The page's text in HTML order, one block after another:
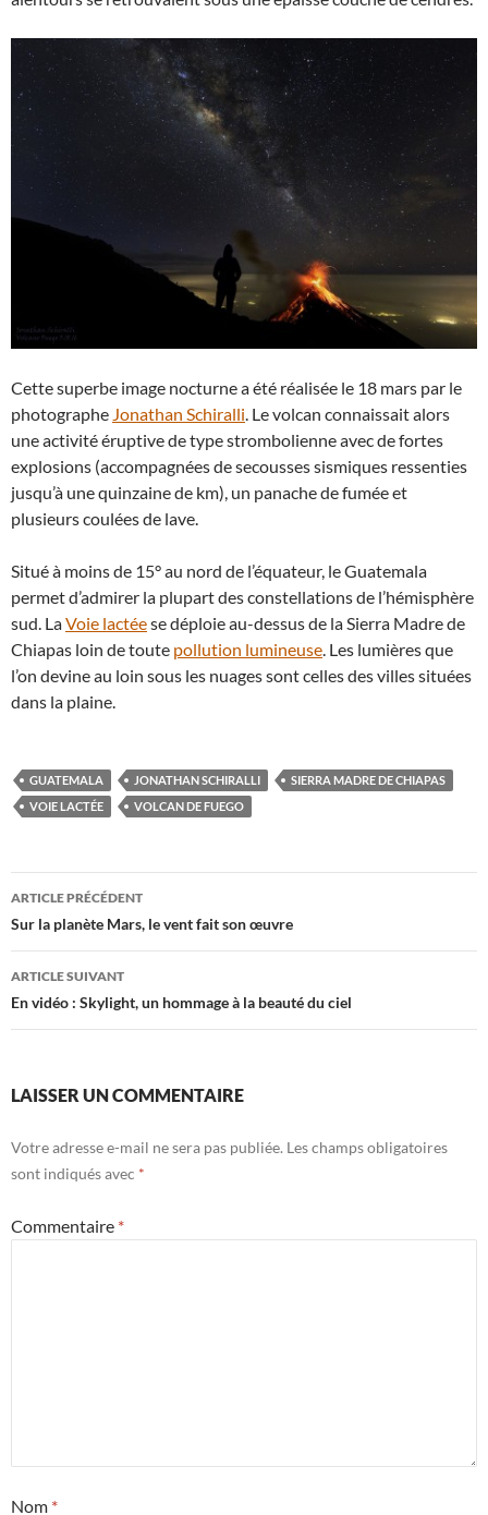
Cette superbe image nocturne a été réalisée le 18 mars par le
photographe Jonathan Schiralli. Le volcan connaissait alors
une activité éruptive de type strombolienne avec de fortes
explosions (accompagnées de secousses sismiques ressenties
jusqu’à une quinzaine de km), un panache de fumée et
plusieurs coulées de lave.
Situé à moins de 15° au nord de l’équateur, le Guatemala
permet d’admirer la plupart des constellations de l’hémisphère
sud. LaVoie lactéese déploie au-dessus de la Sierra Madre de
Chiapas loin de toute pollution lumineuse. Les lumières que
l’on devine au loin sous les nuages sont celles des villes situées
dans la plaine.
GUATEMALA JONATHAN SCHIRALLI
SIERRA MADRE DE CHIAPAS
VOIE LACTÉE
VOLCAN DE FUEGO
Navigation
des
articles
ARTICLE PRÉCÉDENT
Sur la planète Mars, le vent fait son œuvre
ARTICLE SUIVANT
En vidéo : Skylight, un hommage à la beauté du ciel
LAISSER UN COMMENTAIRE
Votre adresse e-mail ne sera pas publiée. Les champs obligatoires
sont indiqués avec *
Commentaire *
Nom *